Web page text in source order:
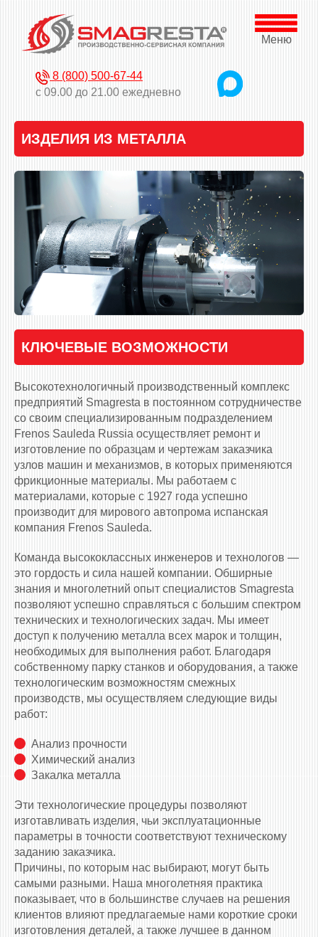
Меню
8 (800) 500-67-44
с 09.00 до 21.00 ежедневно
ИЗДЕЛИЯ ИЗ МЕТАЛЛА
КЛЮЧЕВЫЕ ВОЗМОЖНОСТИ
Высокотехнологичный производственный комплекс
предприятий Smagresta в постоянном сотрудничестве
со своим специализированным подразделением
Frenos Sauleda Russia осуществляет ремонт и
изготовление по образцам и чертежам заказчика
узлов машин и механизмов, в которых применяются
фрикционные материалы. Мы работаем с
материалами, которые с 1927 года успешно
производит для мирового автопрома испанская
компания Frenos Sauleda.
Команда высококлассных инженеров и технологов —
это гордость и сила нашей компании. Обширные
знания и многолетний опыт специалистов Smagresta
позволяют успешно справляться с большим спектром
технических и технологических задач. Мы имеет
доступ к получению металла всех марок и толщин,
необходимых для выполнения работ. Благодаря
собственному парку станков и оборудования, а также
технологическим возможностям смежных
производств, мы осуществляем следующие виды
работ:
Анализ прочности
Химический анализ
Закалка металла
Эти технологические процедуры позволяют
изготавливать изделия, чьи эксплуатационные
параметры в точности соответствуют техническому
заданию заказчика.
Причины, по которым нас выбирают, могут быть
самыми разными. Наша многолетняя практика
показывает, что в большинстве случаев на решения
клиентов влияют предлагаемые нами короткие сроки
изготовления деталей, а также лучшее в данном